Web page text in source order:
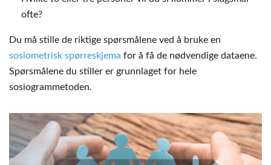
ofte?
Du må stille de riktige spørsmålene ved å bruke en
sosiometrisk spørreskjema for å få de nødvendige dataene.
Spørsmålene du stiller er grunnlaget for hele
sosiogrammetoden.